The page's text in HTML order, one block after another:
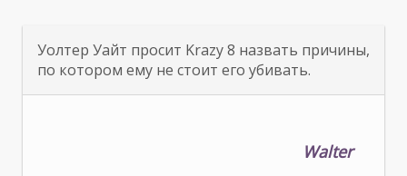
Уолтер Уайт просит Krazy 8 назвать причины,
по котором ему не стоит его убивать.
Walter